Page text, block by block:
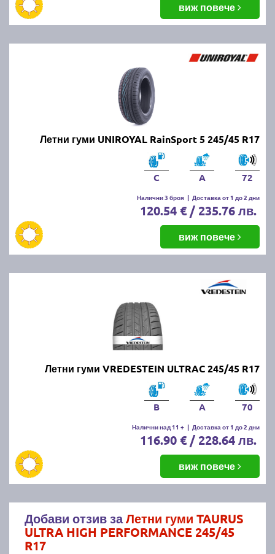
виж повече
Летни гуми UNIROYAL RainSport 5 245/45 R17
C A 72
Налични 3 броя | Доставка от 1 до 2 дни
120.54 € / 235.76 лв.
виж повече
Летни гуми VREDESTEIN ULTRAC 245/45 R17
B A 70
Налични над 11 + | Доставка от 1 до 2 дни
116.90 € / 228.64 лв.
виж повече
Добави отзив заЛетни гуми TAURUS
ULTRA HIGH PERFORMANCE 245/45
R17